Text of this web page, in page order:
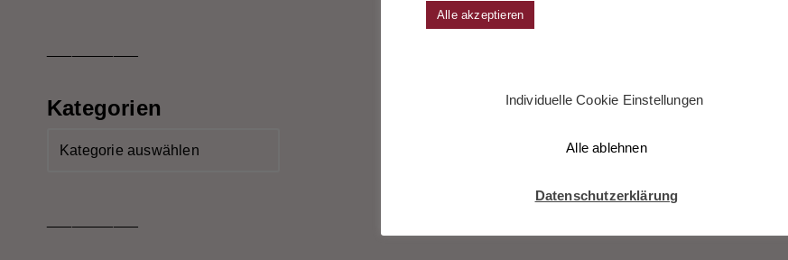
Kategorien
Alle akzeptieren
Individuelle Cookie Einstellungen
Alle ablehnen
Datenschutzerklärung